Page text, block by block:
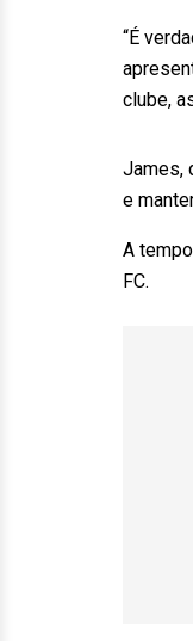
“É
clube,
James,
e
A
FC.